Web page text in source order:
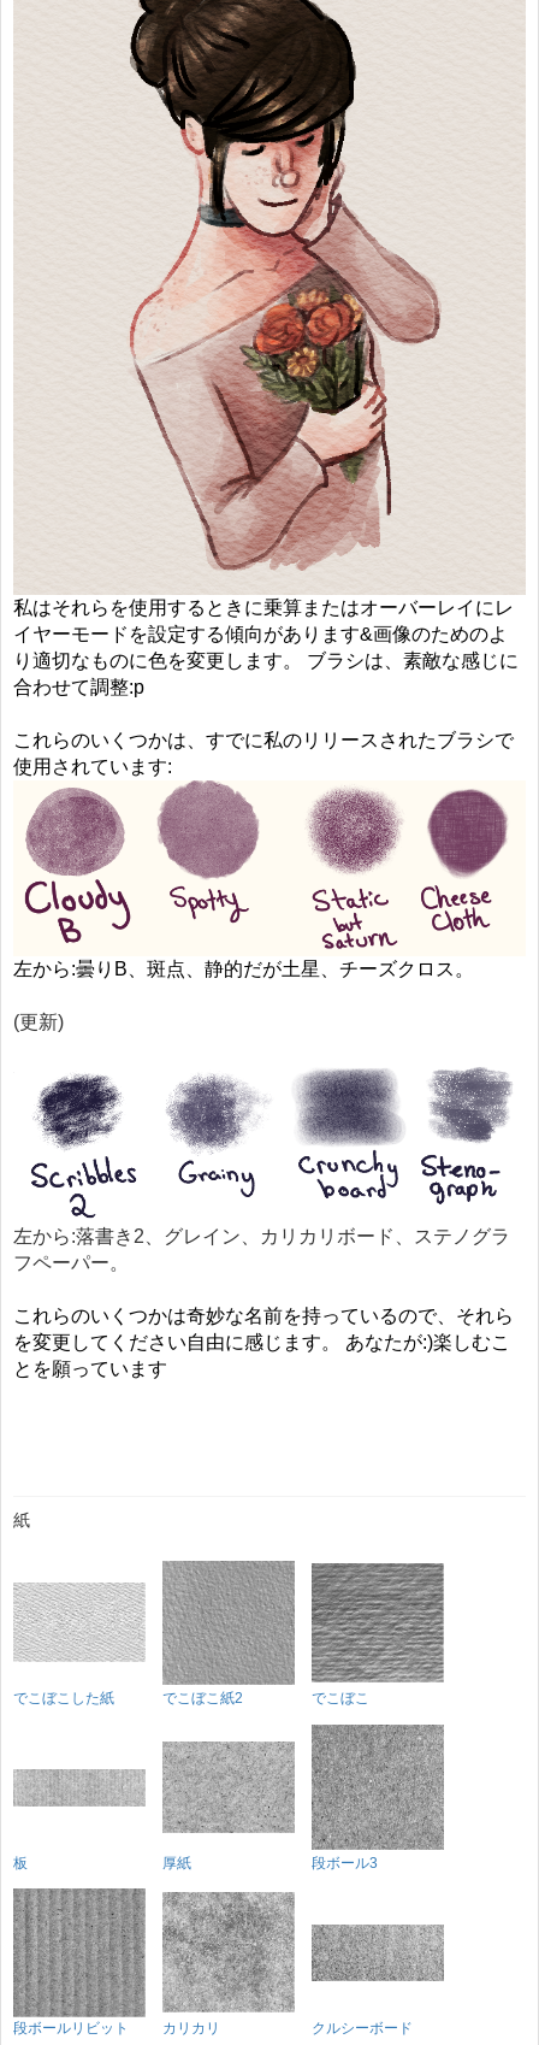
私はそれらを使用するときに乗算またはオーバーレイにレ
イヤーモードを設定する傾向があります&画像のためのよ
り適切なものに色を変更します。 ブラシは、素敵な感じに
合わせて調整:p
これらのいくつかは、すでに私のリリースされたブラシで
使用されています:
左から:曇りB、斑点、静的だが土星、チーズクロス。
(更新)
左から:落書き2、グレイン、カリカリボード、ステノグラ
フペーパー。
これらのいくつかは奇妙な名前を持っているので、それら
を変更してください自由に感じます。 あなたが:)楽しむこ
とを願っています
紙
でこぼこした紙 でこぼこ紙2 でこぼこ
板 厚紙 段ボール3
段ボールリビット カリカリ クルシーボード